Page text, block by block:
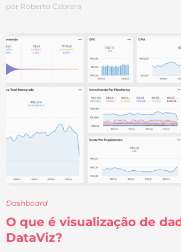
por Roberto Cabrera
Dashboard
O que é visualização de
DataViz?